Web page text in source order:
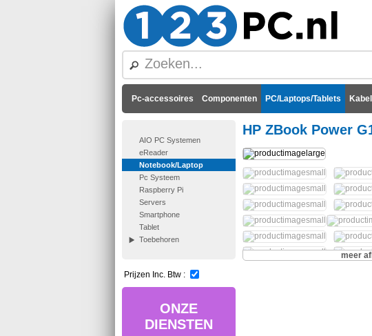
Pc-accessoires Componenten PC/Laptops/Tablets
AIO PC Systemen
eReader
Notebook/Laptop
Pc Systeem
Raspberry Pi
Servers
Smartphone
Tablet
Toebehoren
Prijzen Inc. Btw :
ONZE
DIENSTEN
HP ZBook Power
meer